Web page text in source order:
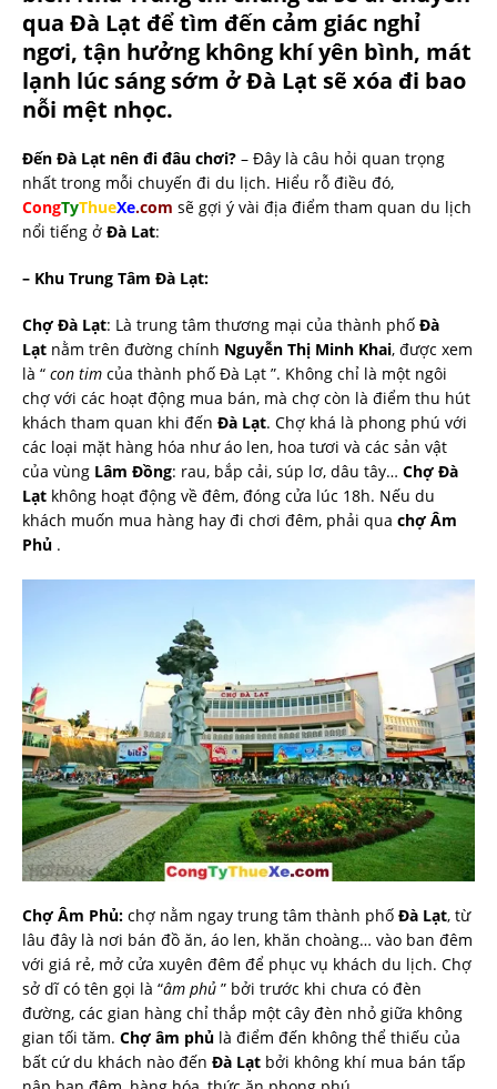
qua Đà Lạt để tìm đến cảm giác nghỉ
ngơi, tận hưởng không khí yên bình, mát
lạnh lúc sáng sớm ở Đà Lạt sẽ xóa đi bao
nỗi mệt nhọc.
Đến Đà Lạt nên đi đâu chơi? – Đây là câu hỏi quan trọng
nhất trong mỗi chuyến đi du lịch. Hiểu rỗ điều đó,
CongTyThueXe.com sẽ gợi ý vài địa điểm tham quan du lịch
nổi tiếng ở Đà Lat:
– Khu Trung Tâm Đà Lạt:
Chợ Đà Lạt: Là trung tâm thương mại của thành phố Đà
Lạt nằm trên đường chính Nguyễn Thị Minh Khai, được xem
là “ con tim của thành phố Đà Lạt ”. Không chỉ là một ngôi
chợ với các hoạt động mua bán, mà chợ còn là điểm thu hút
khách tham quan khi đến Đà Lạt. Chợ khá là phong phú với
các loại mặt hàng hóa như áo len, hoa tươi và các sản vật
của vùng Lâm Đồng: rau, bắp cải, súp lơ, dâu tây… Chợ Đà
Lạt không hoạt động về đêm, đóng cửa lúc 18h. Nếu du
khách muốn mua hàng hay đi chơi đêm, phải qua chợ Âm
Phủ .
Chợ Âm Phủ: chợ nằm ngay trung tâm thành phố Đà Lạt, từ
lâu đây là nơi bán đồ ăn, áo len, khăn choàng… vào ban đêm
với giá rẻ, mở cửa xuyên đêm để phục vụ khách du lịch. Chợ
sở dĩ có tên gọi là “âm phủ ” bởi trước khi chưa có đèn
đường, các gian hàng chỉ thắp một cây đèn nhỏ giữa không
gian tối tăm. Chợ âm phủ là điểm đến không thể thiếu của
bất cứ du khách nào đến Đà Lạt bởi không khí mua bán tấp